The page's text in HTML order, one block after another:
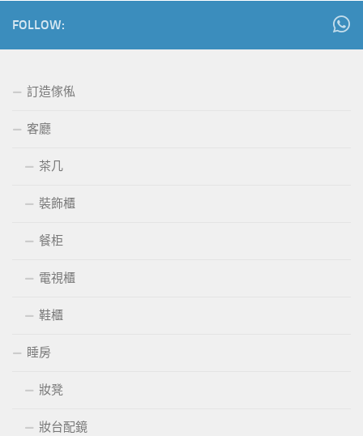
FOLLOW:
訂造傢俬
客廳
茶几
裝飾櫃
餐柜
電視櫃
鞋櫃
睡房
妝凳
妝台配鏡